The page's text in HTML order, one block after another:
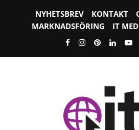
NYHETSBREV KONTAKT
MARKNADSFÖRING
IT